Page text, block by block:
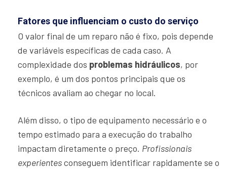
Fatores que influenciam o custo do serviço
O valor final de um reparo não é fixo, pois depende
de variáveis específicas de cada caso. A
complexidade dos problemas hidráulicos, por
exemplo, é um dos pontos principais que os
técnicos avaliam ao chegar no local.
Além disso, o tipo de equipamento necessário e o
tempo estimado para a execução do trabalho
impactam diretamente o preço. Profissionais
experientesconseguem identificar rapidamente se o